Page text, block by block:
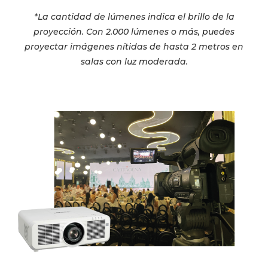
*La cantidad de lúmenes indica el brillo de la
proyección. Con 2.000 lúmenes o más, puedes
proyectar imágenes nítidas de hasta 2 metros en
salas con luz moderada.